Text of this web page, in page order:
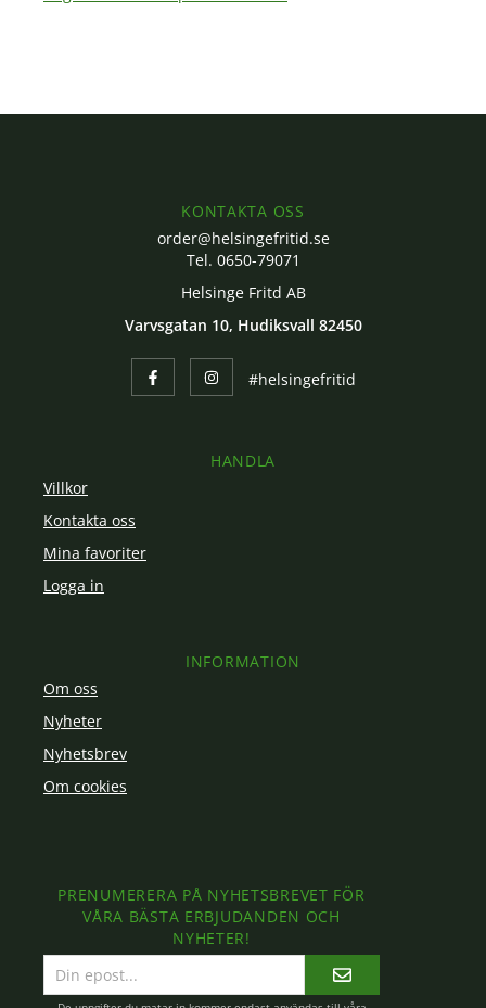
KONTAKTA OSS
order@helsingefritid.se
Tel. 0650-79071
Helsinge Fritd AB
Varvsgatan 10, Hudiksvall 82450
#helsingefritid
HANDLA
Villkor
Kontakta oss
Mina favoriter
Logga in
INFORMATION
Om oss
Nyheter
Nyhetsbrev
Om cookies
PRENUMERERA PÅ NYHETSBREVET FÖR
VÅRA BÄSTA ERBJUDANDEN OCH
NYHETER!
postadress